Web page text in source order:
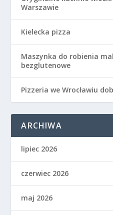
Warszawie
Kielecka pizza
Maszynka do robienia
bezglutenowe
Pizzeria we Wrocławiu
ARCHIWA
lipiec 2026
czerwiec 2026
maj 2026